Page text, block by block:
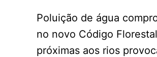
Poluição de água
no novo Código
próximas aos rios